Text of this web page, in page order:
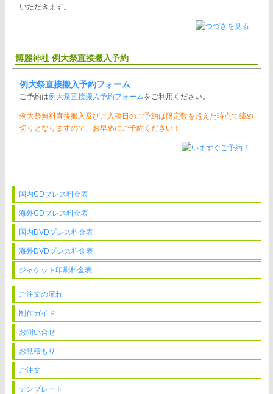
いただきます。
博麗神社 例大祭直接搬入予約
例大祭直接搬入予約フォーム
ご予約は例大祭直接搬入予約フォームをご利用ください。
例大祭無料直接搬入及びご入稿日のご予約は限定数を超えた時点で締め
切りとなりますので、お早めにご予約ください！
国内CDプレス料金表
海外CDプレス料金表
国内DVDプレス料金表
海外DVDプレス料金表
ジャケット印刷料金表
ご注文の流れ
制作ガイド
お問い合せ
お見積もり
ご注文
テンプレート